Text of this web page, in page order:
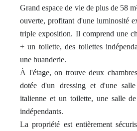
Grand espace de vie de plus de 58
ouverte, profitant d'une luminosité
triple exposition. Il comprend une
+ un toilette, des toilettes
une buanderie.
À l'étage, on trouve deux
dotée d'un dressing et d'une
italienne et un toilette, une salle
indépendants.
La propriété est entièrement